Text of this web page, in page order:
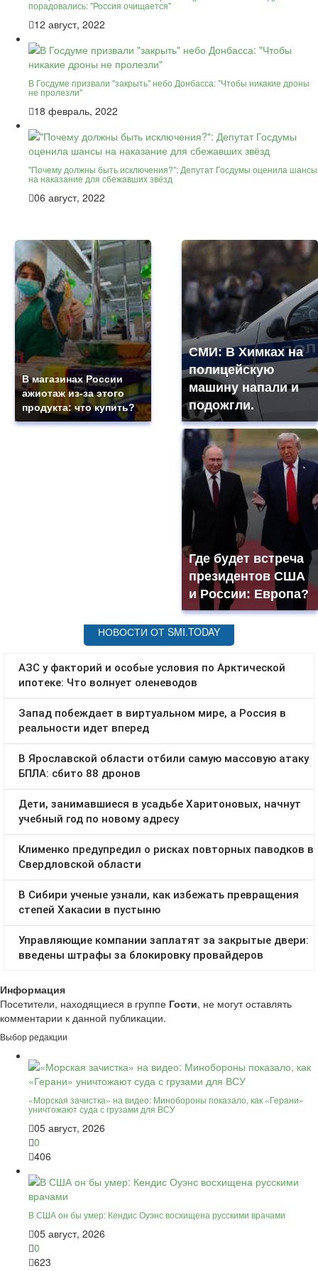
порадовались: "Россия очищается"
12 август, 2022
В Госдуме призвали "закрыть" небо Донбасса: "Чтобы никакие дроны
не пролезли"
18 февраль, 2022
"Почему должны быть исключения?": Депутат Госдумы оценила шансы
на наказание для сбежавших звёзд
06 август, 2022
В магазинах России
ажиотаж из-за этого
продукта: что купить?
СМИ: В Химках на
полицейскую
машину напали и
подожгли.
Где будет встреча
президентов США
и России: Европа?
Информация
Посетители, находящиеся в группе Гости, не могут оставлять
комментарии к данной публикации.
Выбор редакции
«Морская зачистка» на видео: Минобороны показало, как «Герани»
уничтожают суда с грузами для ВСУ
05 август, 2026
0
406
В США он бы умер: Кендис Оуэнс восхищена русскими врачами
05 август, 2026
0
623